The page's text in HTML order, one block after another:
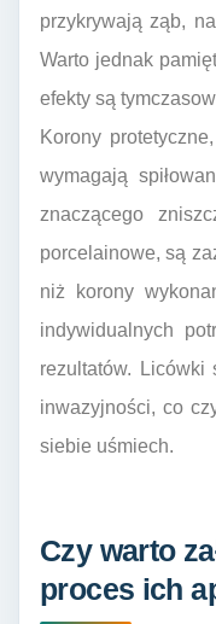
przykrywają ząb,
Warto jednak
efekty są
Korony
wymagają
znaczącego
porcelainowe, są
niż korony
indywidualnych
rezultatów. Licówki
inwazyjności, co
siebie uśmiech.
Czy warto
proces ich